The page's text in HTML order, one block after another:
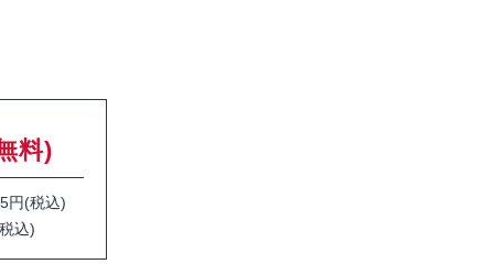
料)
円(税込)
込)